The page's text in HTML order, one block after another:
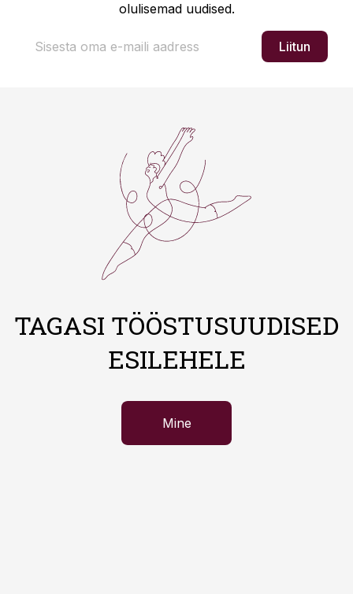
olulisemad uudised.
Liitun
TAGASI TÖÖSTUSUUDISED
ESILEHELE
Mine